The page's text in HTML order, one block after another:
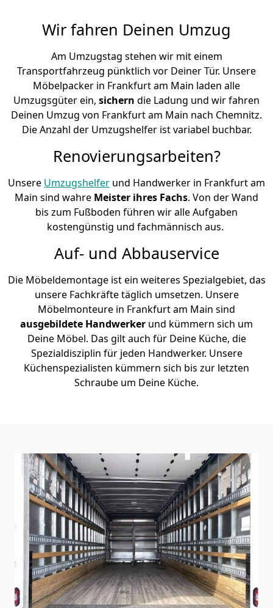
Wir fahren Deinen Umzug
Am Umzugstag stehen wir mit einem
Transportfahrzeug pünktlich vor Deiner Tür. Unsere
Möbelpacker in Frankfurt am Main laden alle
Umzugsgüter ein, sichern die Ladung und wir fahren
Deinen Umzug von Frankfurt am Main nach Chemnitz.
Die Anzahl der Umzugshelfer ist variabel buchbar.
Renovierungsarbeiten?
Unsere Umzugshelfer und Handwerker in Frankfurt am
Main sind wahre Meister ihres Fachs. Von der Wand
bis zum Fußboden führen wir alle Aufgaben
kostengünstig und fachmännisch aus.
Auf- und Abbauservice
Die Möbeldemontage ist ein weiteres Spezialgebiet, das
unsere Fachkräfte täglich umsetzen. Unsere
Möbelmonteure in Frankfurt am Main sind
ausgebildete Handwerker und kümmern sich um
Deine Möbel. Das gilt auch für Deine Küche, die
Spezialdisziplin für jeden Handwerker. Unsere
Küchenspezialisten kümmern sich bis zur letzten
Schraube um Deine Küche.